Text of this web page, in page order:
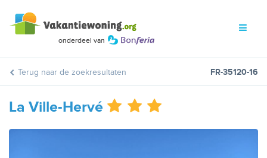
Terug naar de zoekresultaten FR-35120-16
La Ville-Hervé